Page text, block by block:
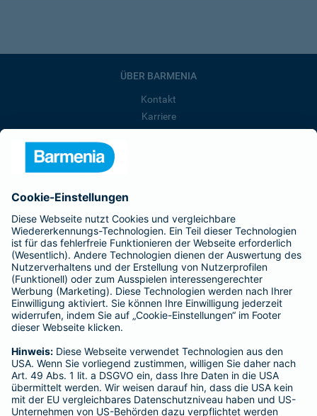
ÜBER BARMENIA
Kontakt
Karriere
Barmenia ist Teil der BarmeniaGothaer
BELIEBTE SEITEN
Kranken-Zusatzversicherung
Tierversicherungen
Haftpflichtversicherung
Hausratversicherung
Adresse ändern
Schaden melden
Kilometerstandsmeldung
Serviceübersicht